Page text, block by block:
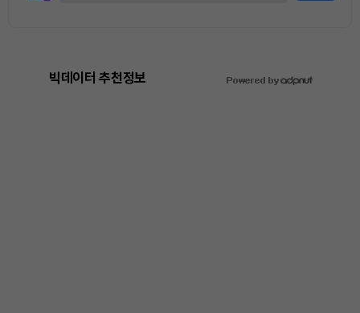
빅데이터 추천정보